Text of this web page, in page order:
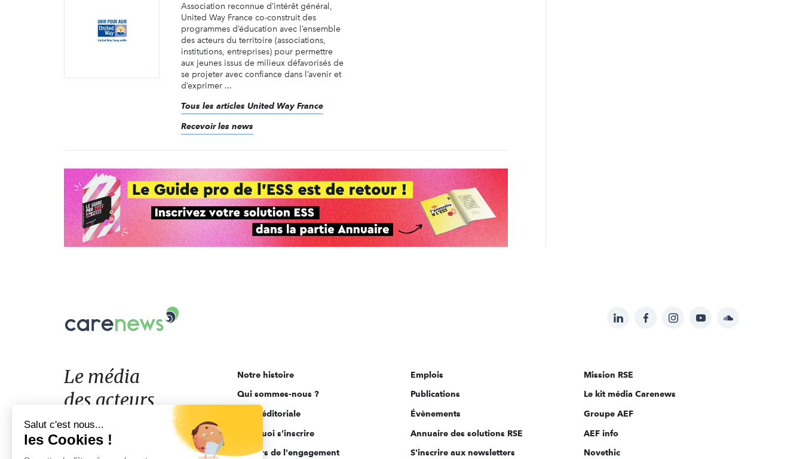
Association reconnue d’intérêt général,
United Way France co-construit des
programmes d’éducation avec l’ensemble
des acteurs du territoire (associations,
institutions, entreprises) pour permettre
aux jeunes issus de milieux défavorisés de
se projeter avec confiance dans l’avenir et
d’exprimer ...
Tous les articles United Way France
Recevoir les news
Suivez-
sur:
LinkedInFacebookInstagramYouTubeSoundcloud
Le
acteurs
de
l'engagement
Le média
des acteurs
de l'engagement
Notre histoire
Qui sommes-nous ?
Ligne éditoriale
Pourquoi s'inscrire
Acteurs de l'engagement
Emplois
Publications
Évènements
Annuaire des solutions RSE
S'inscrire aux newsletters
Mission RSE
Le kit média Carenews
Groupe AEF
AEF info
Novethic
Salut c'est nous...
les Cookies !